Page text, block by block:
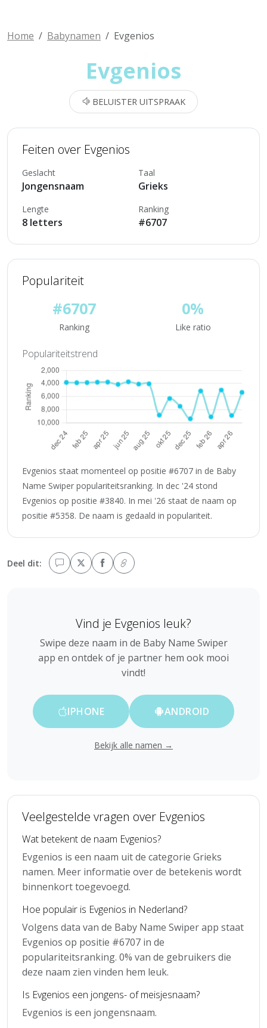
Home Babynamen Evgenios
Evgenios
BELUISTER UITSPRAAK
Feiten over Evgenios
Geslacht
Jongensnaam
Taal
Grieks
Lengte
8 letters
Ranking
#6707
Populariteit
#6707
Ranking
0%
Like ratio
Populariteitstrend
Evgenios staat momenteel op positie #6707 in de Baby
Name Swiper populariteitsranking. In dec '24 stond
Evgenios op positie #3840. In mei '26 staat de naam op
positie #5358. De naam is gedaald in populariteit.
Deel dit:
Vind je Evgenios leuk?
Swipe deze naam in de Baby Name Swiper
app en ontdek of je partner hem ook mooi
vindt!
IPHONE ANDROID
Bekijk alle namen →
Veelgestelde vragen over Evgenios
Wat betekent de naam Evgenios?
Evgenios is een naam uit de categorie Grieks
namen. Meer informatie over de betekenis wordt
binnenkort toegevoegd.
Hoe populair is Evgenios in Nederland?
Volgens data van de Baby Name Swiper app staat
Evgenios op positie #6707 in de
populariteitsranking. 0% van de gebruikers die
deze naam zien vinden hem leuk.
Is Evgenios een jongens- of meisjesnaam?
Evgenios is een jongensnaam.